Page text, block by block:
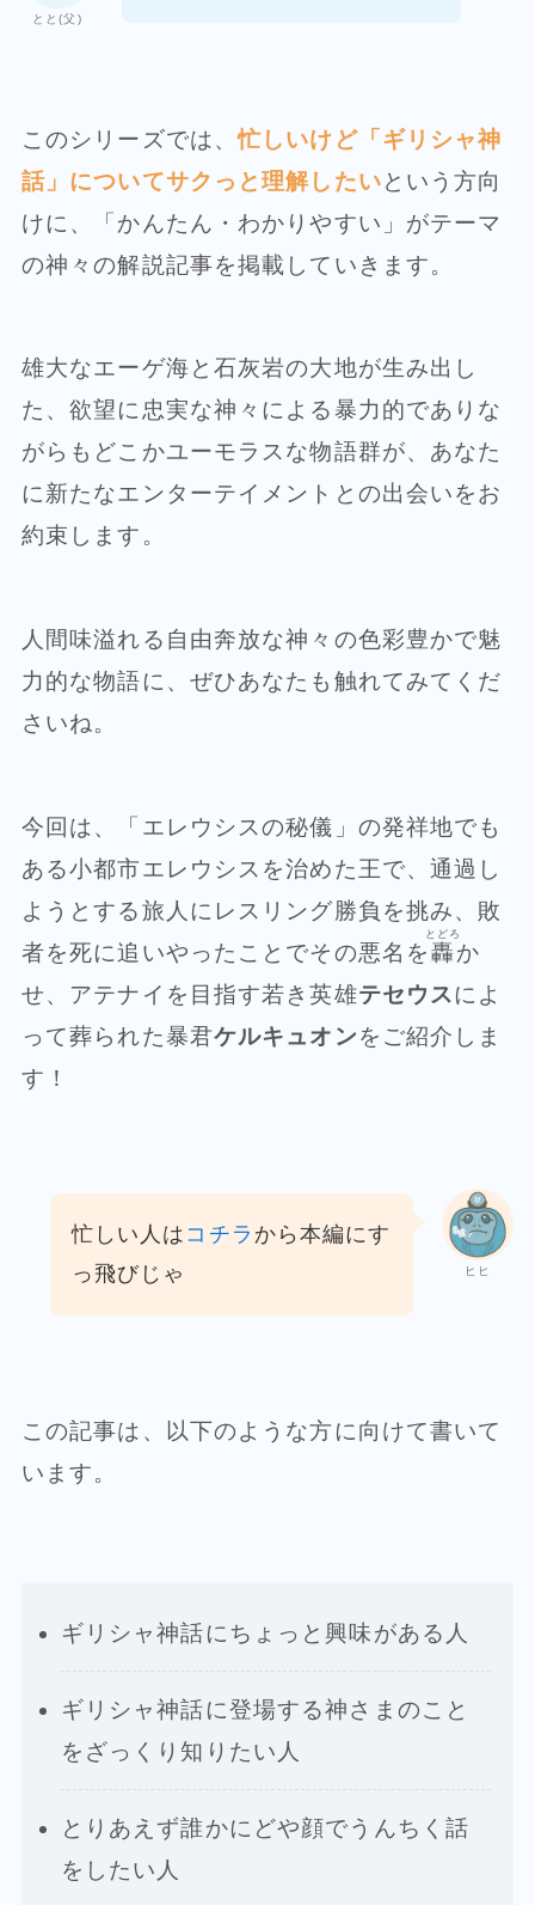
とと(父)
このシリーズでは、忙しいけど「ギリシャ神
話」についてサクっと理解したいという方向
けに、「かんたん・わかりやすい」がテーマ
の神々の解説記事を掲載していきます。
雄大なエーゲ海と石灰岩の大地が生み出し
た、欲望に忠実な神々による暴力的でありな
がらもどこかユーモラスな物語群が、あなた
に新たなエンターテイメントとの出会いをお
約束します。
人間味溢れる自由奔放な神々の色彩豊かで魅
力的な物語に、ぜひあなたも触れてみてくだ
さいね。
今回は、「エレウシスの秘儀」の発祥地でも
ある小都市エレウシスを治めた王で、通過し
ようとする旅人にレスリング勝負を挑み、敗
者を死に追いやったことでその悪名を 轟
とどろ
か
せ、アテナイを目指す若き英雄テセウス によ
って葬られた暴君ケルキュオンをご紹介しま
す！
ヒヒ
忙しい人は コチラ から本編にす
っ飛びじゃ
この記事は、以下のような方に向けて書いて
います。
ギリシャ神話にちょっと興味がある人
ギリシャ神話に登場する神さまのこと
をざっくり知りたい人
とりあえず誰かにどや顔でうんちく話
をしたい人